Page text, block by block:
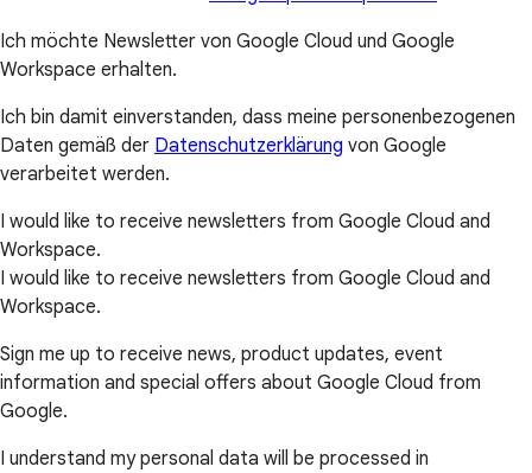
Ich möchte Newsletter von Google Cloud und Google
Workspace erhalten.
Ich bin damit einverstanden, dass meine personenbezogenen
Daten gemäß der Datenschutzerklärung von Google
verarbeitet werden.
I would like to receive newsletters from Google Cloud and
Workspace.
I would like to receive newsletters from Google Cloud and
Workspace.
Sign me up to receive news, product updates, event
information and special offers about Google Cloud from
Google.
I understand my personal data will be processed in